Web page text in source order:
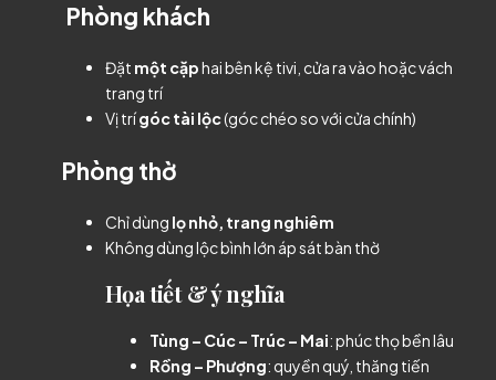
Phòng khách
Đặt một cặphai bên kệ tivi, cửa ra vào hoặc vách
trang trí
Vị trígóc tài lộc(góc chéo so với cửa chính)
Phòng thờ
Chỉ dùng lọ nhỏ, trang nghiêm
Không dùng lộc bình lớn áp sát bàn thờ
Họa tiết & ý nghĩa
Tùng – Cúc – Trúc – Mai: phúc thọ bền lâu
Rồng – Phượng: quyền quý, thăng tiến